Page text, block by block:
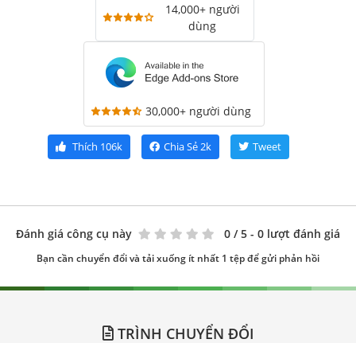
14,000+ người
dùng
30,000+ người dùng
Thích 106k Chia Sẻ2k Tweet
Đánh giá công cụ này 0 / 5 - 0 lượt đánh giá
Bạn cần chuyển đổi và tải xuống ít nhất 1 tệp để gửi phản hồi
TRÌNH CHUYỂN ĐỔI